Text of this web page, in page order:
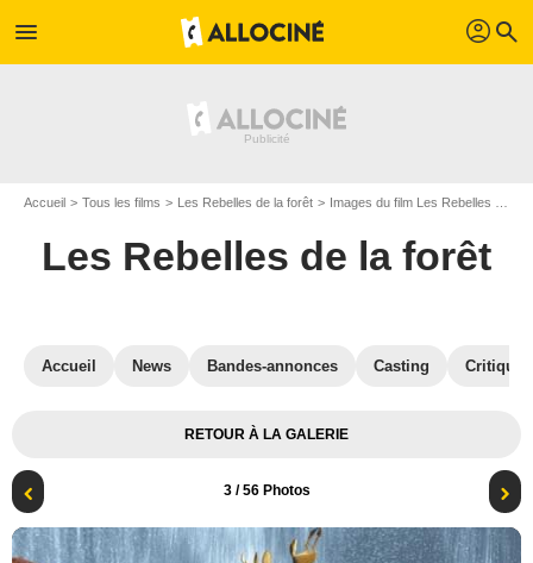
menu profil search
Accueil Tous les films Les Rebelles de la forêt Images du film Les Rebelles de la forêt
Les Rebelles de la forêt
Accueil News Bandes-annonces Casting
RETOUR À LA GALERIE
3/ 56 Photos